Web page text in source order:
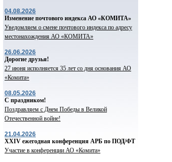
04.08.2026
Изменение почтового индекса АО «КОМИТА»
Уведомляем о смене почтового индекса по адресу
местонахождения АО «КОМИТА»
26.06.2026
Дорогие друзья!
27 июня исполняется 35 лет со дня основания АО
«Комита»
08.05.2026
С праздником!
Поздравляем с Днем Победы в Великой
Отечественной войне!
21.04.2026
ХХIV ежегодная конференция АРБ по ПОД/ФТ
Участие в конференции АО «Комита»